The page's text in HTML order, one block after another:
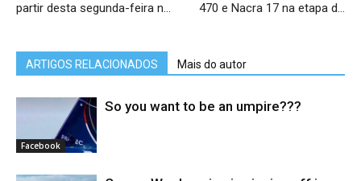
partir desta segunda-feira n…
470 e Nacra 17 na etapa d…
ARTIGOS RELACIONADOS Mais do autor
Facebook
So you want to be an umpire???